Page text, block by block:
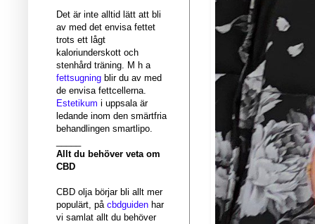
Det är inte alltid lätt att bli
av med det envisa fettet
trots ett lågt
kaloriunderskott och
stenhård träning. M h a
fettsugning blir du av med
de envisa fettcellerna.
Estetikum i uppsala är
ledande inom den smärtfria
behandlingen smartlipo.
Allt du behöver veta om
CBD
CBD olja börjar bli allt mer
populärt, påcbdguiden har
vi samlat allt du behöver